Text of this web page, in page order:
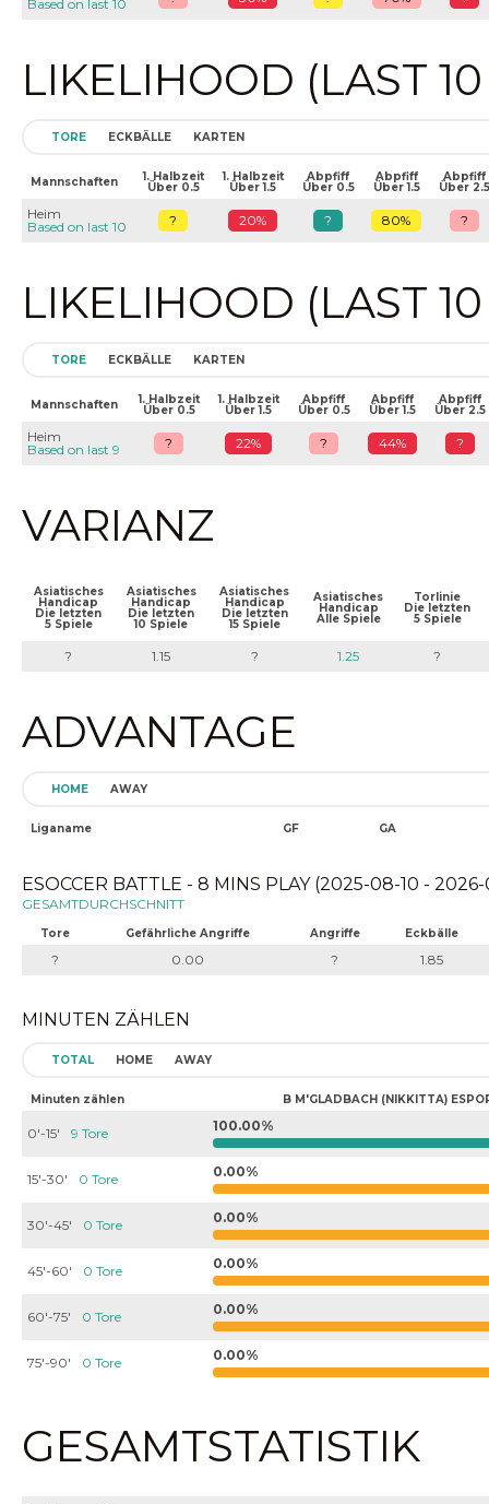
Based on last 10
LIKELIHOOD (LAST
TORE ECKBÄLLE KARTEN
Mannschaften 1. Halbzeit
Über 0.5
1. Halbzeit
Über 1.5
Abpfiff
Über 0.5
Abpfiff
Über 1.5
Abpfiff
Über 2.5
Heim
Based on last 10
? 20% ? 80% ?
LIKELIHOOD (LAST
TORE ECKBÄLLE KARTEN
Mannschaften 1. Halbzeit
Über 0.5
1. Halbzeit
Über 1.5
Abpfiff
Über 0.5
Abpfiff
Über 1.5
Abpfiff
Über 2.5
Heim
Based on last 9
? 22% ? 44% ?
VARIANZ
Asiatisches
Handicap
Die letzten
5 Spiele
Asiatisches
Handicap
Die letzten
10 Spiele
Asiatisches
Handicap
Die letzten
15 Spiele
Asiatisches
Handicap
Alle Spiele
Torlinie
Die letzten
5 Spiele
? 1.15 ? 1.25 ?
ADVANTAGE
HOME AWAY
Liganame GF GA
ESOCCER BATTLE - 8 MINS PLAY (2025-08-10 -
GESAMTDURCHSCHNITT
Tore Gefährliche Angriffe Angriffe Eckbälle
? 0.00 ? 1.85
MINUTEN ZÄHLEN
TOTAL HOME AWAY
Minuten zählen B M'GLADBACH (NIKKITTA)
0'-15' 9 Tore 100.00%
15'-30' 0 Tore 0.00%
30'-45' 0 Tore 0.00%
45'-60' 0 Tore 0.00%
60'-75' 0 Tore 0.00%
75'-90' 0 Tore 0.00%
GESAMTSTATISTIK